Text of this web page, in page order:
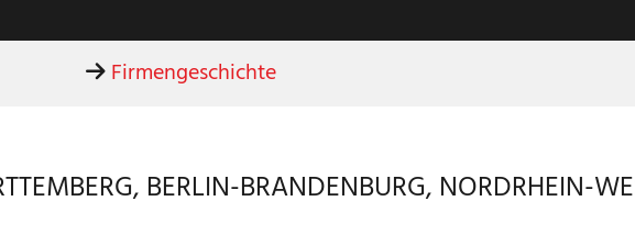
 Firmengeschichte
BERLIN-BRANDENBURG, NORDRHEIN-